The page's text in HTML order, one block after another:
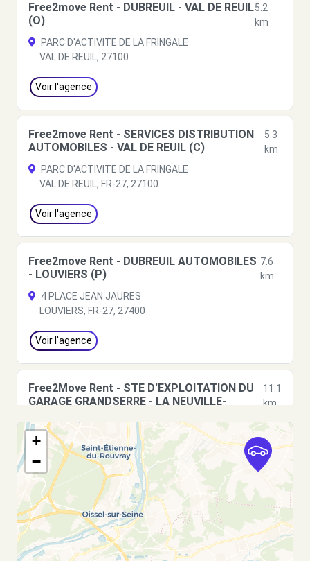
Free2move Rent - DUBREUIL - VAL DE REUIL
(O)
5.2
km
PARC D'ACTIVITE DE LA FRINGALE
VAL DE REUIL, 27100
Voir l'agence
Free2move Rent - SERVICES DISTRIBUTION
AUTOMOBILES - VAL DE REUIL (C)
5.3
km
PARC D'ACTIVITE DE LA FRINGALE
VAL DE REUIL, FR-27, 27100
Voir l'agence
Free2move Rent - DUBREUIL AUTOMOBILES
- LOUVIERS (P)
7.6
km
4 PLACE JEAN JAURES
LOUVIERS, FR-27, 27400
Voir l'agence
Free2Move Rent - STE D'EXPLOITATION DU
GARAGE GRANDSERRE - LA NEUVILLE-
11.1
km
1827 RUE DES ANDELYS
LA NEUVILLE-CHANT-D'OISEL, 76520
Voir l'agence
Free2Move Rent - DOLPIERRE
AUTOMOBILES - CAUDEBEC-LES-ELBEUF (C)
13.2
km
+
−